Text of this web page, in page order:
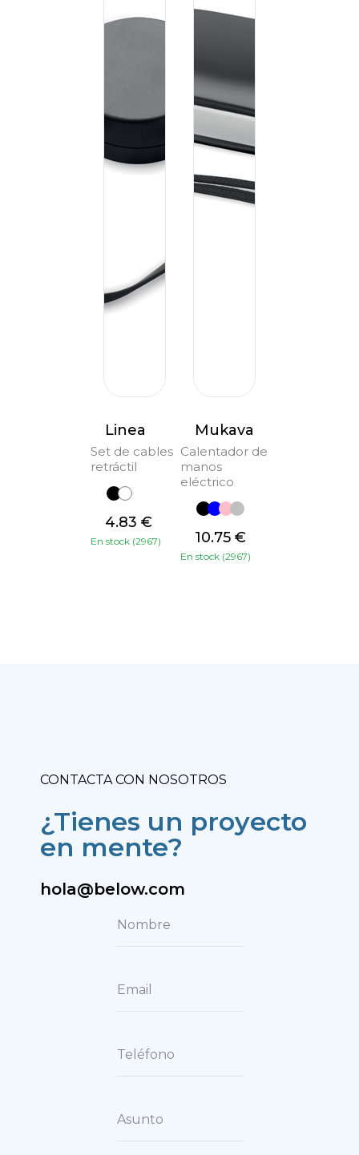
Linea
Set de cables
retráctil
4.83 €
En stock (2967)
Mukava
Calentador de
manos
eléctrico
10.75 €
En stock (2967)
CONTACTA CON NOSOTROS
¿Tienes un proyecto
en mente?
hola@below.com